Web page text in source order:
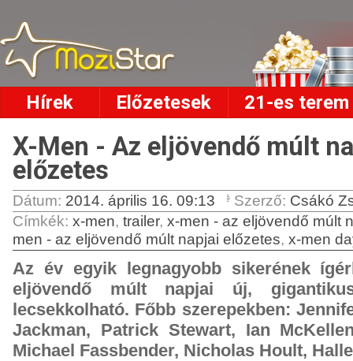
Hírek Előzetesek 21-es terem
X-Men - Az eljövendő múlt
előzetes
Dátum: 2014. április 16. 09:13 Szerző: Csákó
Címkék: x-men, trailer, x-men - az eljövendő múlt
men - az eljövendő múlt napjai előzetes, x-men
Az év egyik legnagyobb sikerének
eljövendő múlt napjai új,
lecsekkolható. Főbb szerepekben:
Jackman, Patrick Stewart, Ian
Michael Fassbender, Nicholas Hoult,